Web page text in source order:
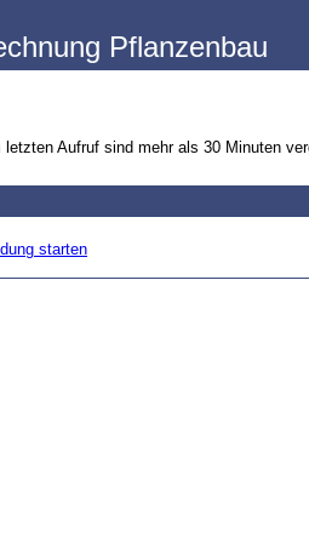
Pflanzenbau
letzten Aufruf sind mehr als 30 Minuten
starten